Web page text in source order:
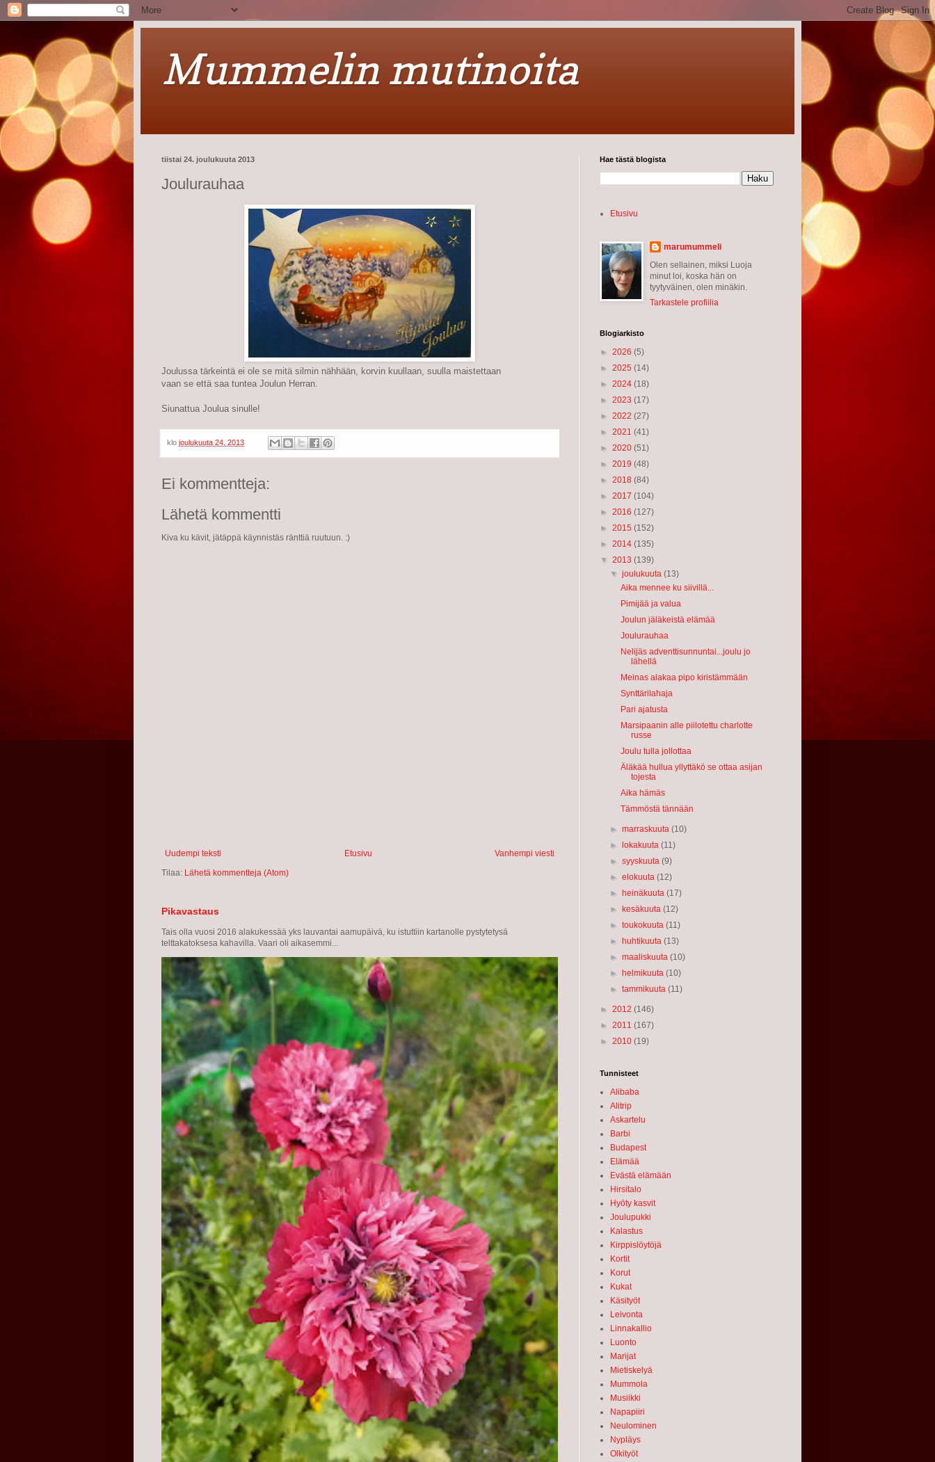
Mummelin mutinoita
tiistai 24. joulukuuta 2013
Joulurauhaa
Joulussa tärkeintä ei ole se mitä silmin nähhään, korvin kuullaan, suulla maistettaan
vaan se että saa tuntea Joulun Herran.
Siunattua Joulua sinulle!
klo joulukuuta 24, 2013
Ei kommentteja:
Lähetä kommentti
Kiva ku kävit, jätäppä käynnistäs ränttiä ruutuun. :)
Uudempi teksti Vanhempi viesti
Etusivu
Tilaa: Lähetä kommentteja (Atom)
Pikavastaus
Tais olla vuosi 2016 alakukessää yks lauvantai aamupäivä, ku istuttiin kartanolle pystytetysä
telttakatoksesa kahavilla. Vaari oli aikasemmi...
Hae tästä blogista
Etusivu
marumummeli
Olen sellainen, miksi Luoja
minut loi, koska hän on
tyytyväinen, olen minäkin.
Tarkastele profiilia
Blogiarkisto
► 2026 (5)
► 2025 (14)
► 2024 (18)
► 2023 (17)
► 2022 (27)
► 2021 (41)
► 2020 (51)
► 2019 (48)
► 2018 (84)
► 2017 (104)
► 2016 (127)
► 2015 (152)
► 2014 (135)
▼ 2013 (139)
▼joulukuuta(13)
Aika mennee ku siivillä...
Pimijää ja valua
Joulun jäläkeistä elämää
Joulurauhaa
Nelijäs adventtisunnuntai...joulu jo
lähellä
Meinas alakaa pipo kiristämmään
Synttärilahaja
Pari ajatusta
Marsipaanin alle piilotettu charlotte
russe
Joulu tulla jollottaa
Äläkää hullua yllyttäkö se ottaa asijan
tojesta
Aika hämäs
Tämmöstä tännään
►marraskuuta(10)
►
lokakuuta(11)
►syyskuuta(9)
►elokuuta(12)
►
heinäkuuta(17)
►
kesäkuuta(12)
►toukokuuta(11)
►
huhtikuuta(13)
►maaliskuuta(10)
►
helmikuuta(10)
►tammikuuta(11)
► 2012 (146)
► 2011 (167)
► 2010 (19)
Tunnisteet
Alibaba
Alitrip
Askartelu
Barbi
Budapest
Elämää
Evästä elämään
Hirsitalo
Hyöty kasvit
Joulupukki
Kalastus
Kirppislöytöjä
Kortit
Korut
Kukat
Käsityöt
Leivonta
Linnakallio
Luonto
Marijat
Mietiskelyä
Mummola
Musiikki
Napapiiri
Neulominen
Nypläys
Olkityöt